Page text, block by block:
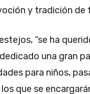
y tradición de
“se ha
una gran
para niños,
que se